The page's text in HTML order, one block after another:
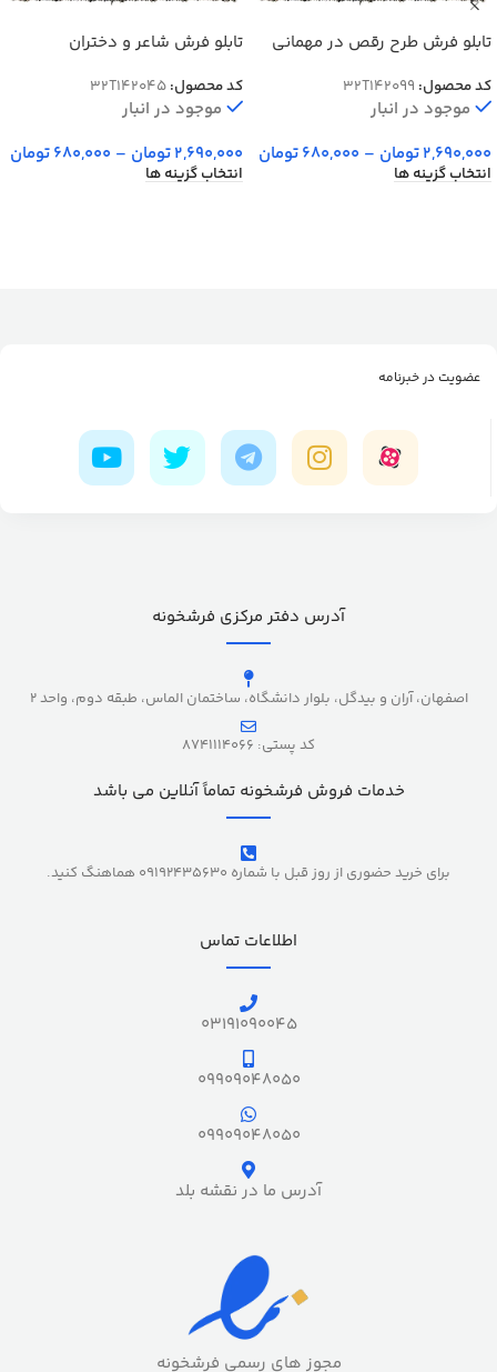
تابلو فرش طرح رقص در مهمانی
کد محصول: 32T142099
موجود در انبار
2,690,000تومان –
680,000تومان
انتخاب گزینه ها
تابلو فرش شاعر و دختران
کد محصول:32T142045
موجود در انبار
2,690,000تومان –
680,000تومان
انتخاب گزینه ها
عضویت در خبرنامه
آدرس دفتر مرکزی فرشخونه
اصفهان، آران و بیدگل، بلوار دانشگاه، ساختمان الماس، طبقه دوم، واحد 2
کد پستی: 8741114066
خدمات فروش فرشخونه تماماً آنلاین می باشد
برای خرید حضوری از روز قبل با شماره 09192435630 هماهنگ کنید.
اطلاعات تماس
03191090045
09909048050
09909048050
آدرس ما در نقشه بلد
مجوز های رسمی فرشخونه